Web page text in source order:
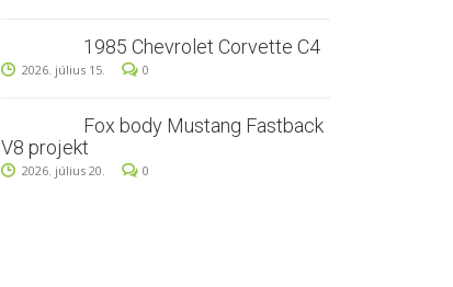
1985 Chevrolet Corvette C4
2026. július 15. 0
Fox body Mustang Fastback
V8 projekt
2026. július 20. 0